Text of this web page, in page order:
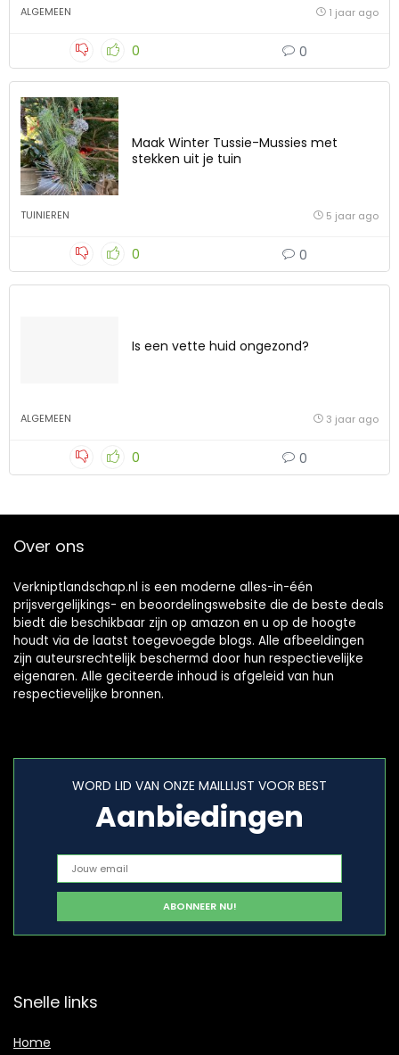
ALGEMEEN 1 jaar ago
0 0
Maak Winter Tussie-Mussies met
stekken uit je tuin
TUINIEREN 5 jaar ago
0 0
Is een vette huid ongezond?
ALGEMEEN 3 jaar ago
0 0
Over ons
Verkniptlandschap.nl is een moderne alles-in-één
prijsvergelijkings- en beoordelingswebsite die de beste deals
biedt die beschikbaar zijn op amazon en u op de hoogte
houdt via de laatst toegevoegde blogs. Alle afbeeldingen
zijn auteursrechtelijk beschermd door hun respectievelijke
eigenaren. Alle geciteerde inhoud is afgeleid van hun
respectievelijke bronnen.
WORD LID VAN ONZE MAILLIJST VOOR BEST
Aanbiedingen
Snelle links
Home